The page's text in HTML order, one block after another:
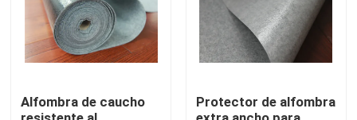
Recorrido por la fábrica
Control de calidad
Contacta con nosotros
Alfombra de caucho
Protector de alfombra